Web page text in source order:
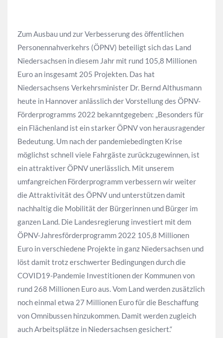
Zum Ausbau und zur Verbesserung des öffentlichen
Personennahverkehrs (ÖPNV) beteiligt sich das Land
Niedersachsen in diesem Jahr mit rund 105,8 Millionen
Euro an insgesamt 205 Projekten. Das hat
Niedersachsens Verkehrsminister Dr. Bernd Althusmann
heute in Hannover anlässlich der Vorstellung des ÖPNV-
Förderprogramms 2022 bekanntgegeben: „Besonders für
ein Flächenland ist ein starker ÖPNV von herausragender
Bedeutung. Um nach der pandemiebedingten Krise
möglichst schnell viele Fahrgäste zurückzugewinnen, ist
ein attraktiver ÖPNV unerlässlich. Mit unserem
umfangreichen Förderprogramm verbessern wir weiter
die Attraktivität des ÖPNV und unterstützen damit
nachhaltig die Mobilität der Bürgerinnen und Bürger im
ganzen Land. Die Landesregierung investiert mit dem
ÖPNV-Jahresförderprogramm 2022 105,8 Millionen
Euro in verschiedene Projekte in ganz Niedersachsen und
löst damit trotz erschwerter Bedingungen durch die
COVID19-Pandemie Investitionen der Kommunen von
rund 268 Millionen Euro aus. Vom Land werden zusätzlich
noch einmal etwa 27 Millionen Euro für die Beschaffung
von Omnibussen hinzukommen. Damit werden zugleich
auch Arbeitsplätze in Niedersachsen gesichert.“